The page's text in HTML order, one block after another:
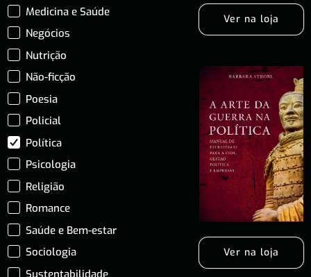
Medicina e Saúde
Negócios
Nutrição
Não-ficção
Poesia
Policial
Política
Psicologia
Religião
Romance
Saúde e Bem-estar
Sociologia
Sustentabilidade
Ver na loja
Ver na loja